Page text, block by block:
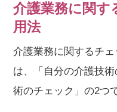
介護業務に関
用法
介護業務に関するチ
は、「自分の介護技
術のチェック」の2つ